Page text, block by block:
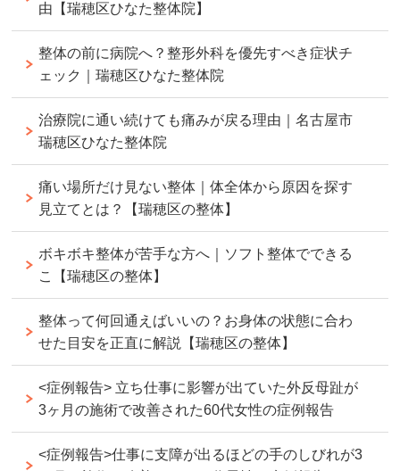
由【瑞穂区ひなた整体院】
整体の前に病院へ？整形外科を優先すべき症状チ
ェック｜瑞穂区ひなた整体院
治療院に通い続けても痛みが戻る理由｜名古屋市
瑞穂区ひなた整体院
痛い場所だけ見ない整体｜体全体から原因を探す
見立てとは？【瑞穂区の整体】
ボキボキ整体が苦手な方へ｜ソフト整体でできる
こ【瑞穂区の整体】
整体って何回通えばいいの？お身体の状態に合わ
せた目安を正直に解説【瑞穂区の整体】
<症例報告> 立ち仕事に影響が出ていた外反母趾が
3ヶ月の施術で改善された60代女性の症例報告
<症例報告>仕事に支障が出るほどの手のしびれが3